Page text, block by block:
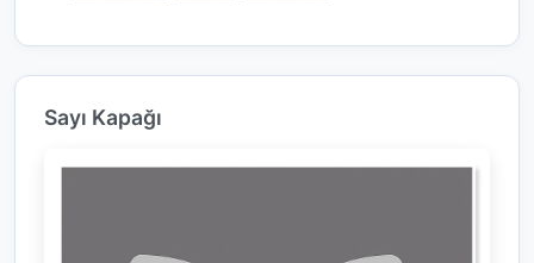
Sayı Kapağı